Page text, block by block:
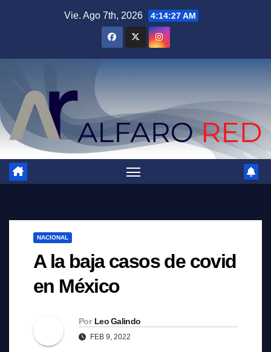
Vie. Ago 7th, 2026 4:14:29 AM
NACIONAL
A la baja casos de covid
en México
Por Leo Galindo
FEB 9, 2022